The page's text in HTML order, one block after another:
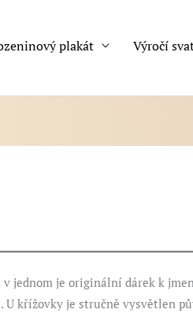
plakát Výročí
jednom je originální dárek k
křížovky je stručně vysvětlen